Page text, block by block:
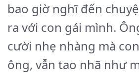
bao giờ nghĩ đến
ra với con gái mình.
cười nhẹ nhàng mà
ông, vẫn tao nhã như